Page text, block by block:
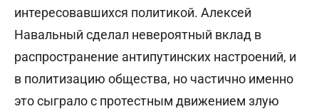
интересовавшихся политикой. Алексей
Навальный сделал невероятный вклад в
распространение антипутинских настроений, и
в политизацию общества, но частично именно
это сыграло с протестным движением злую